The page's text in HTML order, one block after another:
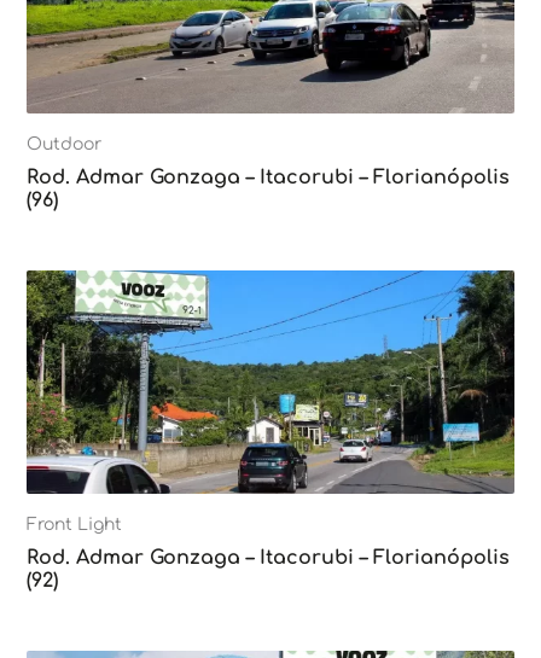
Outdoor
Rod. Admar Gonzaga – Itacorubi – Florianópolis
(96)
Front Light
Rod. Admar Gonzaga – Itacorubi – Florianópolis
(92)